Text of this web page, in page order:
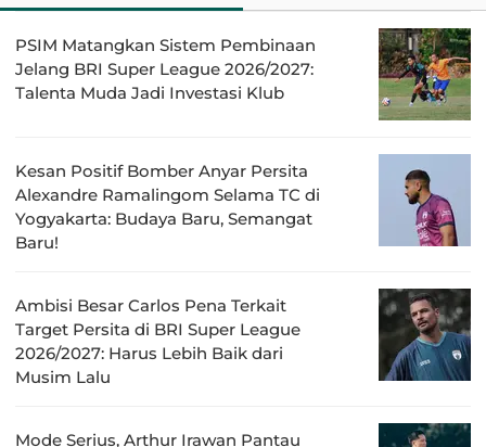
PSIM Matangkan Sistem Pembinaan
Jelang BRI Super League 2026/2027:
Talenta Muda Jadi Investasi Klub
Kesan Positif Bomber Anyar Persita
Alexandre Ramalingom Selama TC di
Yogyakarta: Budaya Baru, Semangat
Baru!
Ambisi Besar Carlos Pena Terkait
Target Persita di BRI Super League
2026/2027: Harus Lebih Baik dari
Musim Lalu
Mode Serius, Arthur Irawan Pantau